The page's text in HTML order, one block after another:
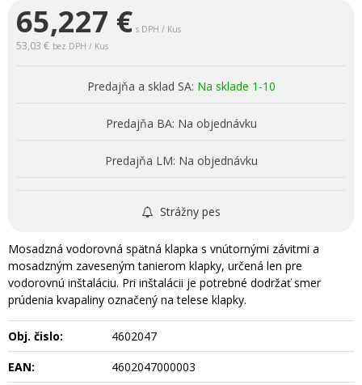
65,227 € s DPH / Kus
53,03 € bez DPH / Kus
Predajňa a sklad SA: Na sklade 1-10
Predajňa BA: Na objednávku
Predajňa LM: Na objednávku
Strážny pes
Mosadzná vodorovná spätná klapka s vnútornými závitmi a
mosadzným zaveseným tanierom klapky, určená len pre
vodorovnú inštaláciu. Pri inštalácii je potrebné dodržať smer
prúdenia kvapaliny označený na telese klapky.
Obj. čislo:
4602047
EAN:
4602047000003